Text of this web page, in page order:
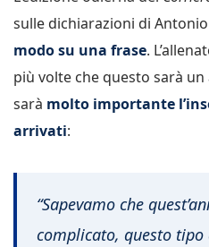
sulle dichiarazioni di
modo su una frase.
più volte che questo sarà
sarà molto importante
arrivati:
“Sapevamo che
complicato, questo tipo